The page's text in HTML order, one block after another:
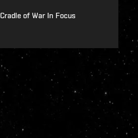
Cradle of War In Focus